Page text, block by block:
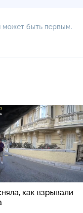
может быть первым.
как взрывали